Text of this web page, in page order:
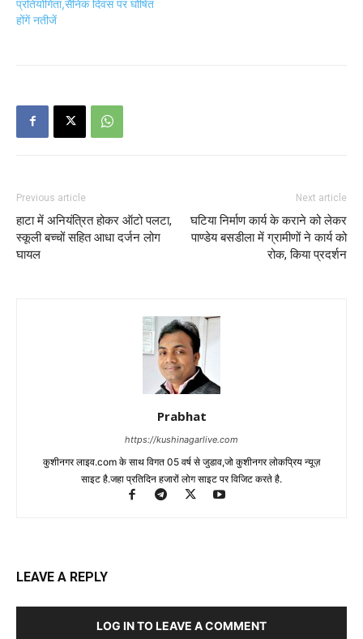
प्रतियोगिता,सैनिक दिवस पर घोषित
होंगें नतीजें
Previous article
हाटा में अनियंत्रित होकर ऑटो पलटा,
स्कूली बच्चों सहित आधा दर्जन लोग
घायल
Next article
घटिया निर्माण कार्य के कराने को लेकर
पाण्डेय बसडीला में ग्रामीणों ने कार्य को
रोक, किया प्रदर्शन
Prabhat
https://kushinagarlive.com
कुशीनगर लाइव.com के साथ विगत 05 वर्ष से जुडाव,जो कुशीनगर लोकप्रिय न्यूज़
साइट है.जहा प्रतिदिन हजारों लोग साइट पर विजिट करते है.
LEAVE A REPLY
LOG IN TO LEAVE A COMMENT